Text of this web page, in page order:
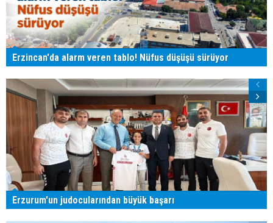
Erzincan'da alarm veren tablo! Nüfus düşüşü sürüyor
Erzurum'un judocularından büyük başarı